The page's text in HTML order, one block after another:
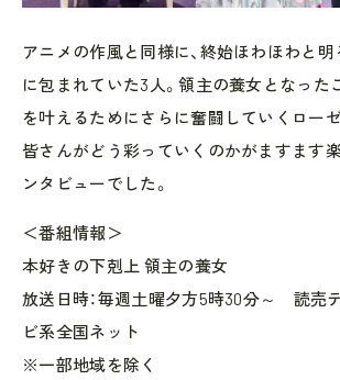
アニメの作風と同様に、終始ほわほわと
に包まれていた3人。領主の養女となった
を叶えるためにさらに奮闘していくローゼ
皆さんがどう彩っていくのかがますます
ンタビューでした。
＜番組情報＞
本好きの下剋上 領主の養女
放送日時：毎週土曜夕方5時30分～ 読売
ビ系全国ネット
※一部地域を除く